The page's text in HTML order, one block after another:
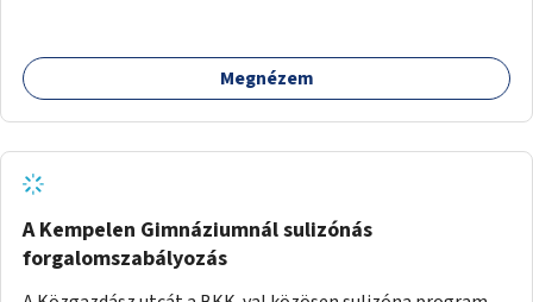
lakásban élőknek, hogy a személyautójukkal
biztonságosan és egyszerűbben közlekedhessenek. A
Megnézem
A Kempelen Gimnáziumnál sulizónás
forgalomszabályozás